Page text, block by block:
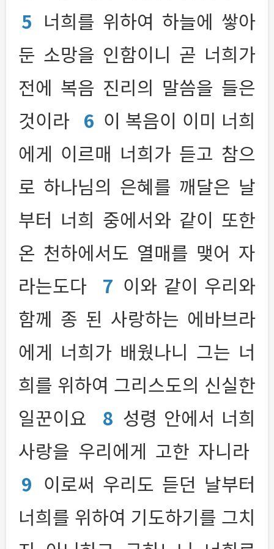
5 너희를 위하여 하늘에 쌓아
둔 소망을 인함이니 곧 너희가
전에 복음 진리의 말씀을 들은
것이라 6 이 복음이 이미 너희
에게 이르매 너희가 듣고 참으
로 하나님의 은혜를 깨달은 날
부터 너희 중에서와 같이 또한
온 천하에서도 열매를 맺어 자
라는도다
7 이와 같이 우리와
함께 종 된 사랑하는 에바브라
에게 너희가 배웠나니 그는 너
희를 위하여 그리스도의 신실한
일꾼이요
8 성령 안에서 너희
사랑을 우리에게 고한 자니라
9 이로써 우리도 듣던 날부터
너희를 위하여 기도하기를 그치